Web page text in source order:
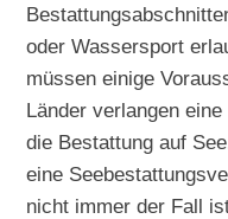
oder Wassersport
müssen einige
Länder verlangen
die Bestattung auf
eine
nicht immer der Fall